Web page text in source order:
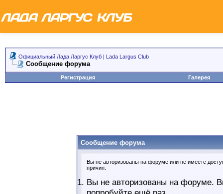
Официальный Лада Ларгус Клуб | Lada Largus Club
Сообщение форума
Регистрация Галерея
Сообщение форума
Вы не авторизованы на форуме или не имеете
причин:
Вы не авторизованы на форуме.